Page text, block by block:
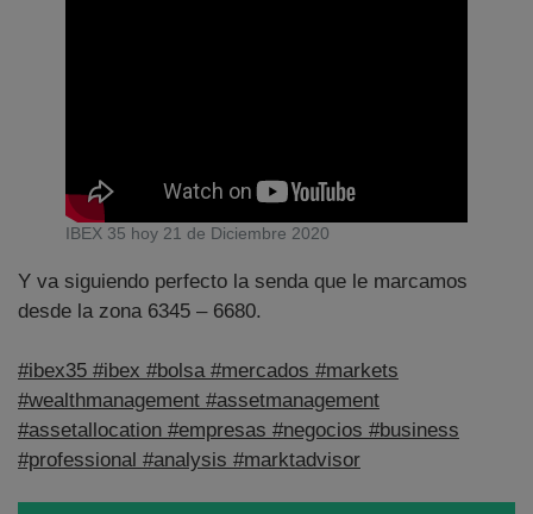
IBEX 35 hoy 21 de Diciembre 2020
Y va siguiendo perfecto la senda que le marcamos
desde la zona 6345 – 6680.
#ibex35 #ibex #bolsa #mercados #markets
#wealthmanagement #assetmanagement
#assetallocation #empresas #negocios #business
#professional #analysis #marktadvisor